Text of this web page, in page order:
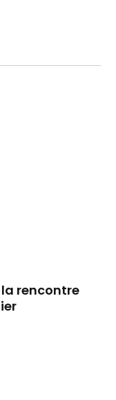
la rencontre